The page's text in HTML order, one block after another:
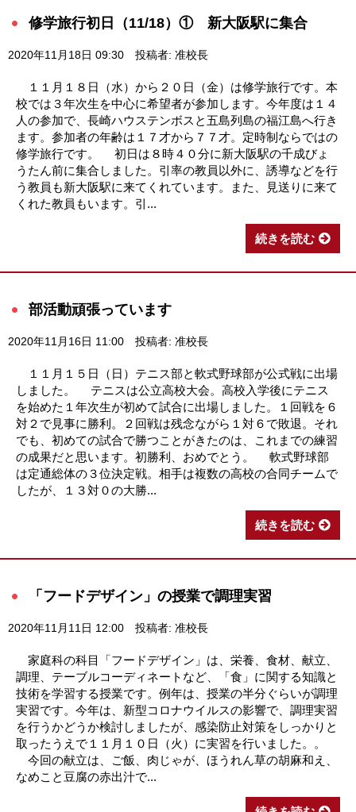
修学旅行初日（11/18）① 新大阪駅に集合
2020年11月18日 09:30 投稿者: 准校長
１１月１８日（水）から２０日（金）は修学旅行です。本
校では３年次生を中心に希望者が参加します。今年度は１４
人の参加で、長崎ハウステンボスと五島列島の福江島へ行き
ます。参加者の年齢は１７才から７７才。定時制ならではの
修学旅行です。 初日は８時４０分に新大阪駅の千成びょ
うたん前に集合しました。引率の教員以外に、誘導などを行
う教員も新大阪駅に来てくれています。また、見送りに来て
くれた教員もいます。引...
続きを読む
部活動頑張っています
2020年11月16日 11:00 投稿者: 准校長
１１月１５日（日）テニス部と軟式野球部が公式戦に出場
しました。 テニスは公立高校大会。高校入学後にテニス
を始めた１年次生が初めて試合に出場しました。１回戦を６
対２で見事に勝利。２回戦は残念ながら１対６で敗退。それ
でも、初めての試合で勝つことがきたのは、これまでの練習
の成果だと思います。初勝利、おめでとう。 軟式野球部
は定通総体の３位決定戦。相手は複数の高校の合同チームで
したが、１３対０の大勝...
続きを読む
「フードデザイン」の授業で調理実習
2020年11月11日 12:00 投稿者: 准校長
家庭科の科目「フードデザイン」は、栄養、食材、献立、
調理、テーブルコーディネートなど、「食」に関する知識と
技術を学習する授業です。例年は、授業の半分ぐらいが調理
実習です。今年は、新型コロナウイルスの影響で、調理実習
を行うかどうか検討しましたが、感染防止対策をしっかりと
取ったうえで１１月１０日（火）に実習を行いました。。
今回の献立は、ご飯、肉じゃが、ほうれん草の胡麻和え、
なめこと豆腐の赤出汁で...